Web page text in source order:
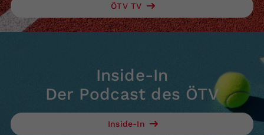
ÖTV TV
Inside-In
Der Podcast des ÖTV
Inside-In